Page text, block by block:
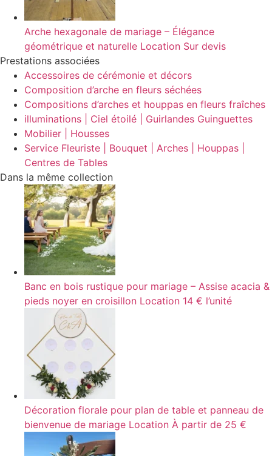
Arche hexagonale de mariage – Élégance
géométrique et naturelle Location Sur devis
Prestations associées
Accessoires de cérémonie et décors
Composition d’arche en fleurs séchées
Compositions d’arches et houppas en fleurs fraîches
illuminations | Ciel étoilé | Guirlandes Guinguettes
Mobilier | Housses
Service Fleuriste | Bouquet | Arches | Houppas |
Centres de Tables
Dans la même collection
Banc en bois rustique pour mariage – Assise acacia &
pieds noyer en croisillon Location 14 € l’unité
Décoration florale pour plan de table et panneau de
bienvenue de mariage Location À partir de 25 €